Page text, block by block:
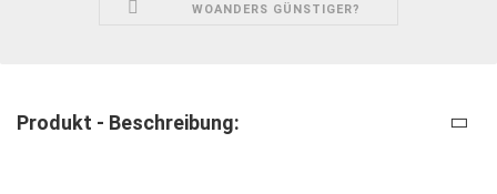
WOANDERS GÜNSTIGER?
Produkt - Beschreibung: